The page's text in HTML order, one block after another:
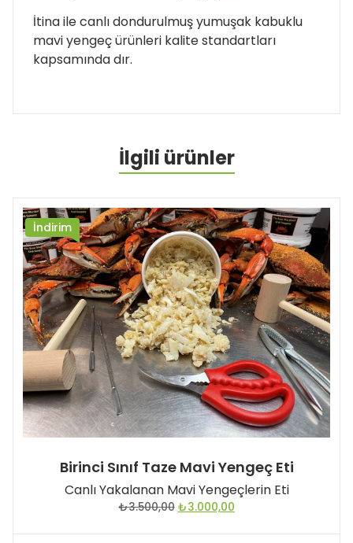
İtina ile canlı dondurulmuş yumuşak kabuklu
mavi yengeç ürünleri kalite standartları
kapsamında dır.
İlgili ürünler
İndirim
Birinci Sınıf Taze Mavi Yengeç Eti
Canlı Yakalanan Mavi Yengeçlerin Eti
₺3.500,00 Orijinal
₺3.000,00Şu